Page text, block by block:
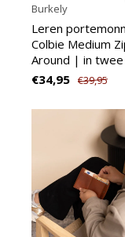
Burkely
Leren
Colbie Medium
Around | in twee
€34,95 €39,95